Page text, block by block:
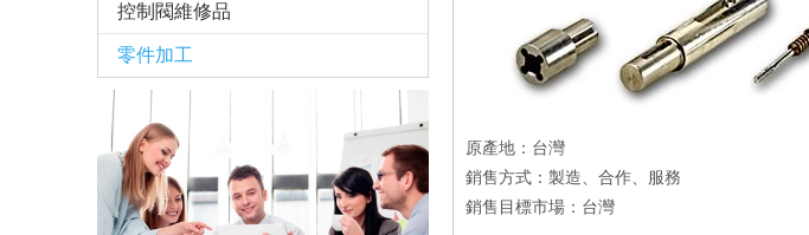
控制閥維修品
零件加工
原產地：台灣
銷售方式：製造、合作、服務
銷售目標市場：台灣